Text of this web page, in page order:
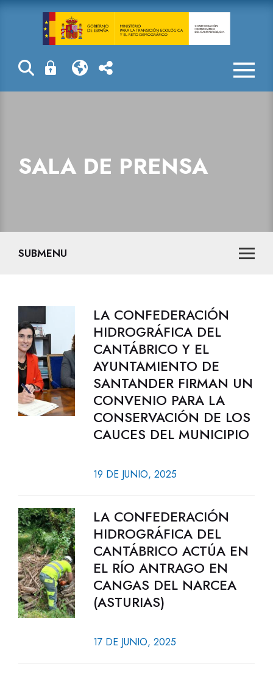
Sala de prensa
SALA DE PRENSA
SUBMENU
LA CONFEDERACIÓN
HIDROGRÁFICA DEL
CANTÁBRICO Y EL
AYUNTAMIENTO DE
SANTANDER FIRMAN UN
CONVENIO PARA LA
CONSERVACIÓN DE LOS
CAUCES DEL MUNICIPIO
19 DE JUNIO, 2025
LA CONFEDERACIÓN
HIDROGRÁFICA DEL
CANTÁBRICO ACTÚA EN
EL RÍO ANTRAGO EN
CANGAS DEL NARCEA
(ASTURIAS)
17 DE JUNIO, 2025